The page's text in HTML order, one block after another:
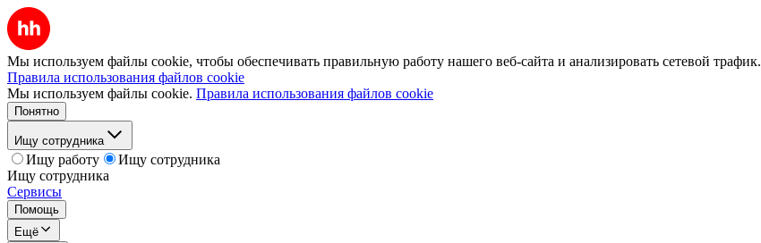
Мы используем файлы cookie, чтобы обеспечивать правильную работу нашего веб-сайта и анализировать сетевой трафик.
Правила использования файлов cookie
Мы используем файлы cookie. Правила использования файлов cookie
Понятно
Ищу сотрудника
Ищу работу
Ищу сотрудника
Ищу сотрудника
Сервисы
Помощь
Ещё